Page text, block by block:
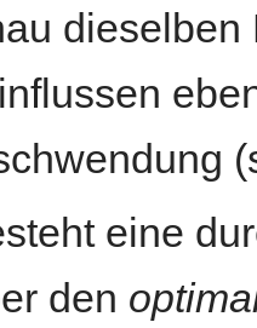
dieselben
eine
den